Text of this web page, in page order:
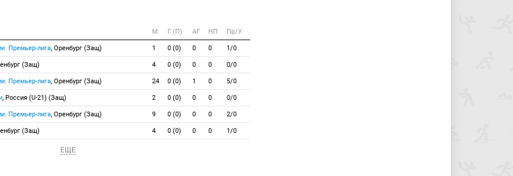
М Г (П) АГ НП Пр/У
Премьер-лига, Оренбург (Защ) 1 0 (0) 0 0 1/0
(Защ) 4 0 (0) 0 0 0/0
Премьер-лига, Оренбург (Защ) 24 0 (0) 1 0 5/0
, Россия (U-21) (Защ) 2 0 (0) 0 0 0/0
Премьер-лига, Оренбург (Защ) 9 0 (0) 0 0 2/0
(Защ) 4 0 (0) 0 0 1/0
ЕЩЕ